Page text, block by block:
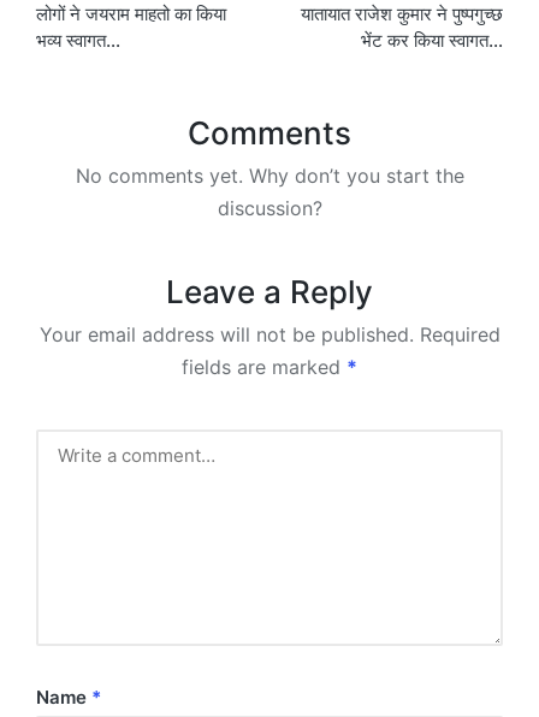
लोगों ने जयराम माहतो का किया
भव्य स्वागत…
यातायात राजेश कुमार ने पुष्पगुच्छ
भेंट कर किया स्वागत…
Comments
No comments yet. Why don’t you start the
discussion?
Leave a Reply
Your email address will not be published. Required
fields are marked *
Name *